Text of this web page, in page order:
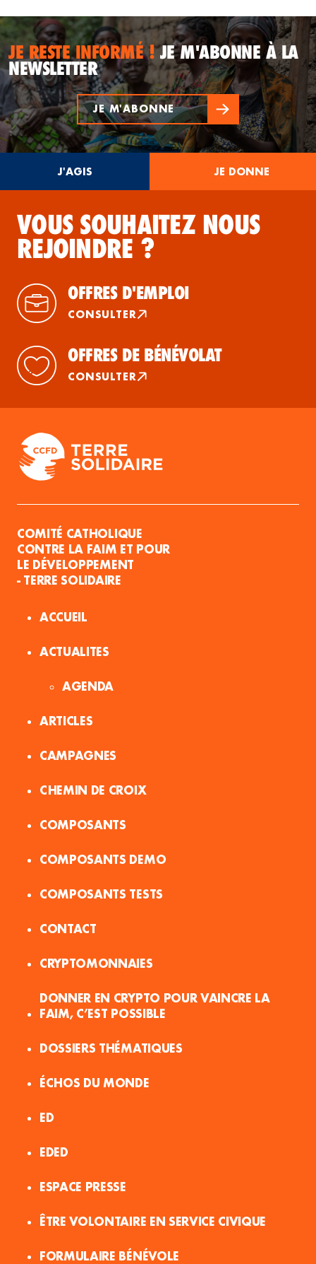
JE RESTE INFORMÉ !JE M'ABONNE À LA
NEWSLETTER
JE M'ABONNE
J'AGIS JE DONNE
VOUS SOUHAITEZ NOUS
REJOINDRE ?
OFFRES D'EMPLOI
CONSULTER
OFFRES DE BÉNÉVOLAT
CONSULTER
COMITÉ CATHOLIQUE
CONTRE LA FAIM ET POUR
LE DÉVELOPPEMENT
- TERRE SOLIDAIRE
ACCUEIL
ACTUALITES
AGENDA
ARTICLES
CAMPAGNES
CHEMIN DE CROIX
COMPOSANTS
COMPOSANTS DEMO
COMPOSANTS TESTS
CONTACT
CRYPTOMONNAIES
DONNER EN CRYPTO POUR VAINCRE LA
FAIM, C’EST POSSIBLE
DOSSIERS THÉMATIQUES
ÉCHOS DU MONDE
ED
EDED
ESPACE PRESSE
ÊTRE VOLONTAIRE EN SERVICE CIVIQUE
FORMULAIRE BÉNÉVOLE